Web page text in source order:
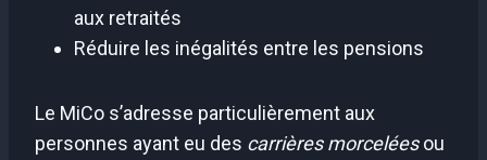
aux retraités
Réduire les inégalités entre les pensions
Le MiCo s’adresse particulièrement aux
personnes ayant eu des carrières morceléesou